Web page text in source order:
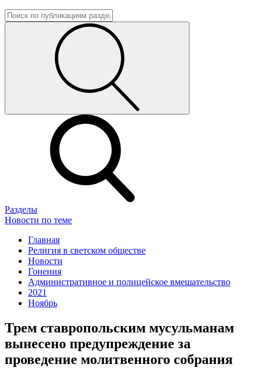
Разделы
Новости по теме
Главная
Религия в светском обществе
Новости
Гонения
Административное и полицейское вмешательство
2021
Ноябрь
Трем ставропольским мусульманам
вынесено предупреждение за
проведение молитвенного собрания